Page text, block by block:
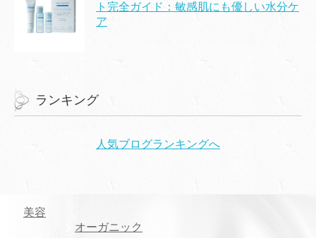
ト完全ガイド：敏感肌にも優しい水分ケ
ア
ランキング
人気ブログランキングへ
美容
オーガニック